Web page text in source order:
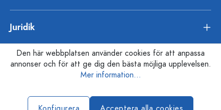
Juridik
Den här webbplatsen använder cookies för att anpassa
annonser och för att ge dig den bästa möjliga upplevelsen.
Mer information...